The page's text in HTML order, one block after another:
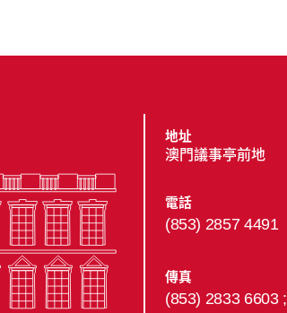
地址
澳門議事亭前地
電話
(853) 2857 4491
傳真
(853) 2833 6603 ;